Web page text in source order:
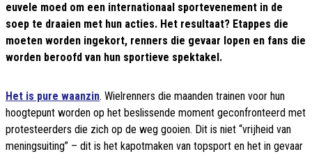
euvele moed om een internationaal sportevenement in de
soep te draaien met hun acties. Het resultaat? Etappes die
moeten worden ingekort, renners die gevaar lopen en fans die
worden beroofd van hun sportieve spektakel.
Het is pure waanzin. Wielrenners die maanden trainen voor hun
hoogtepunt worden op het beslissende moment geconfronteerd met
protesteerders die zich op de weg gooien. Dit is niet “vrijheid van
meningsuiting” – dit is het kapotmaken van topsport en het in gevaar